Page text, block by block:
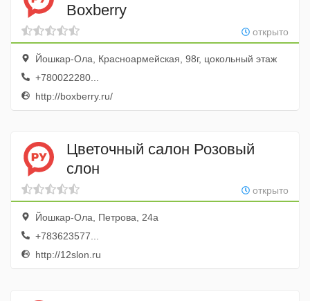
Boxberry
открыто
Йошкар-Ола, Красноармейская, 98г, цокольный этаж
+780022280...
http://boxberry.ru/
Цветочный салон Розовый
слон
открыто
Йошкар-Ола, Петрова, 24а
+783623577...
http://12slon.ru